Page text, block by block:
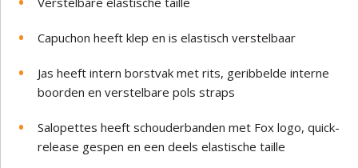
Capuchon heeft klep en is elastisch verstelbaar
Jas heeft intern borstvak met rits, geribbelde interne
boorden en verstelbare pols straps
Salopettes heeft schouderbanden met Fox logo, quick-
release gespen en een deels elastische taille